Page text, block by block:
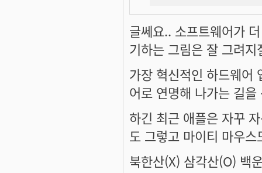
글쎄요.. 소프트웨어가
기하는 그림은 잘 그려지
가장 혁신적인 하드웨어
어로 연명해 나가는 길
하긴 최근 애플은 자꾸
도 그렇고 마이티 마우스
북한산(X) 삼각산(O) 백